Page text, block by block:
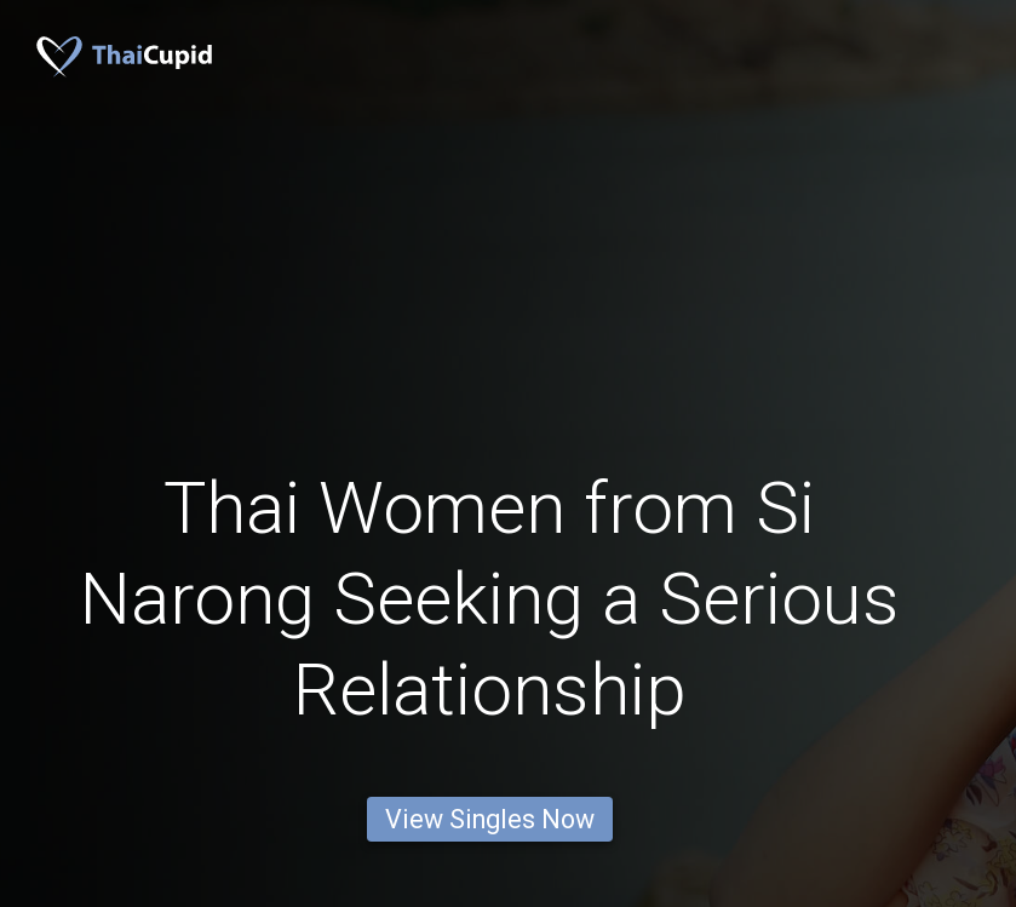
Thai Women from Si
Narong Seeking a Serious
Relationship
View Singles Now